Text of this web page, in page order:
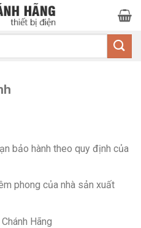
bảo hành theo quy định của
phong của nhà sản xuất
Hãng